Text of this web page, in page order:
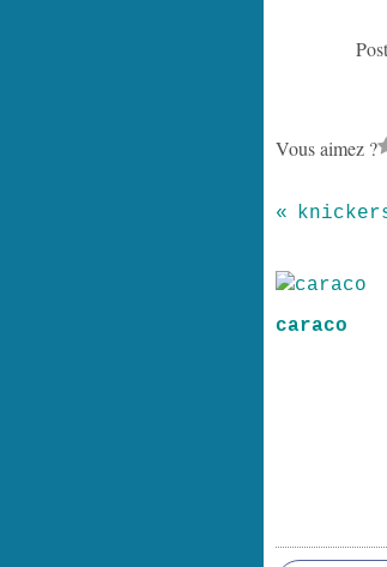
Vous aimez ?
caraco